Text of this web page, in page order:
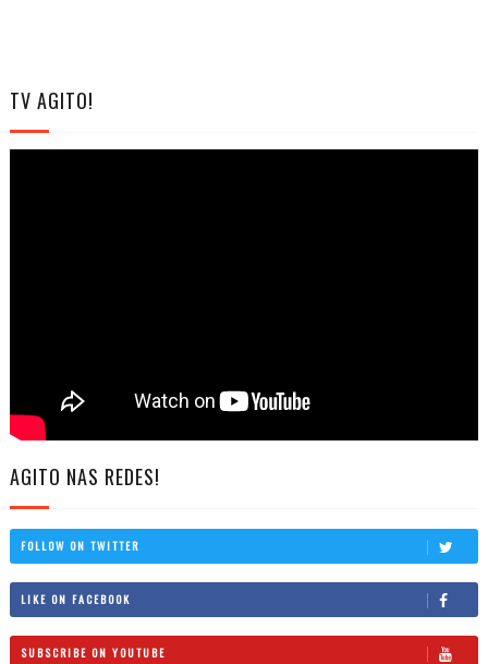
TV AGITO!
AGITO NAS REDES!
FOLLOW ON TWITTER
LIKE ON FACEBOOK
SUBSCRIBE ON YOUTUBE